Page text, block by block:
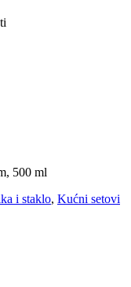
500 ml
i staklo, Kućni setovi